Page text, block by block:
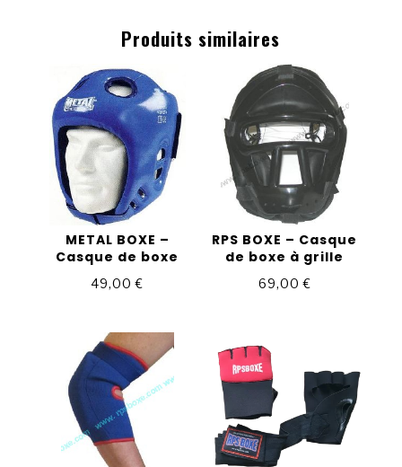
Produits similaires
METAL BOXE –
Casque de boxe
49,00€
RPS BOXE – Casque
de boxe à grille
69,00€